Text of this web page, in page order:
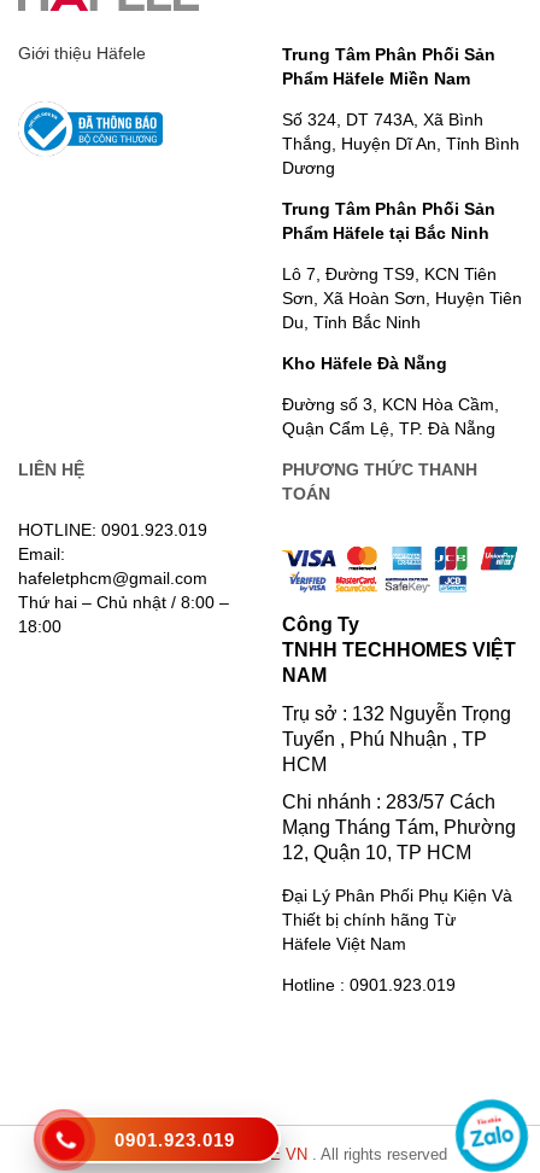
Giới thiệu Häfele
Trung Tâm Phân Phối Sản
Phẩm Häfele Miền Nam
Số 324, DT 743A, Xã Bình
Thắng, Huyện Dĩ An, Tỉnh Bình
Dương
Trung Tâm Phân Phối Sản
Phẩm Häfele tại Bắc Ninh
Lô 7, Đường TS9, KCN Tiên
Sơn, Xã Hoàn Sơn, Huyện Tiên
Du, Tỉnh Bắc Ninh
Kho Häfele Đà Nẵng
Đường số 3, KCN Hòa Cầm,
Quận Cẩm Lệ, TP. Đà Nẵng
LIÊN HỆ
HOTLINE: 0901.923.019
Email:
hafeletphcm@gmail.com
Thứ hai – Chủ nhật / 8:00 –
18:00
PHƯƠNG THỨC THANH
TOÁN
Công Ty
TNHH TECHHOMES VIỆT
NAM
Trụ sở : 132 Nguyễn Trọng
Tuyển , Phú Nhuận , TP
HCM
Chi nhánh : 283/57 Cách
Mạng Tháng Tám, Phường
12, Quận 10, TP HCM
Đại Lý Phân Phối Phụ Kiện Và
Thiết bị chính hãng Từ
Häfele Việt Nam
Hotline : 0901.923.019
Copyright © 2021 HAFELE VN . All rights reserved
0901.923.019